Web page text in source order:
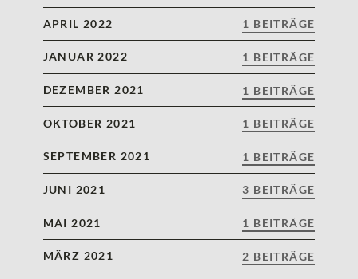
APRIL 2022 1 BEITRÄGE
JANUAR 2022 1 BEITRÄGE
DEZEMBER 2021 1 BEITRÄGE
OKTOBER 2021 1 BEITRÄGE
SEPTEMBER 2021 1 BEITRÄGE
JUNI 2021 3 BEITRÄGE
MAI 2021 1 BEITRÄGE
MÄRZ 2021 2 BEITRÄGE